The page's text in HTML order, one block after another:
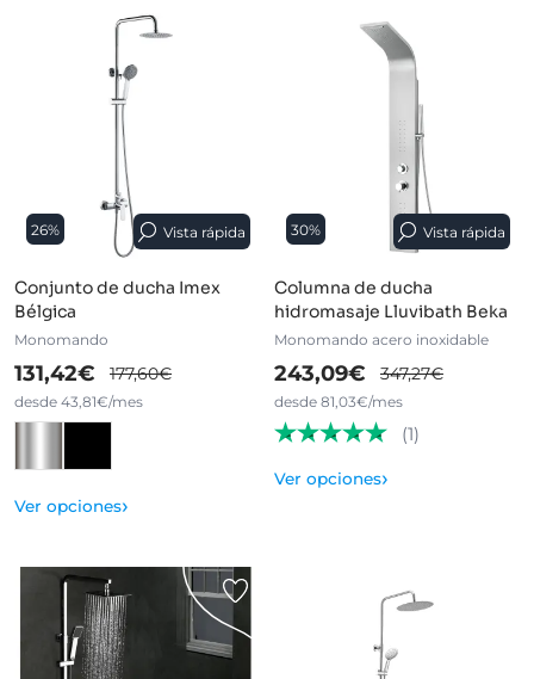
26% Vista rápida
Conjunto de ducha Imex
Bélgica
Monomando
131,42€ 177,60€
desde 43,81€/mes
Ver opciones›
30% Vista rápida
Columna de ducha
hidromasaje Lluvibath Beka
Monomando acero inoxidable
243,09€ 347,27€
desde 81,03€/mes
(1)
Ver opciones›